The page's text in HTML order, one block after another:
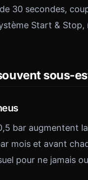
30 secondes,
Start & Stop,
sous-
bar augmentent
mois et avant
pour ne jamais